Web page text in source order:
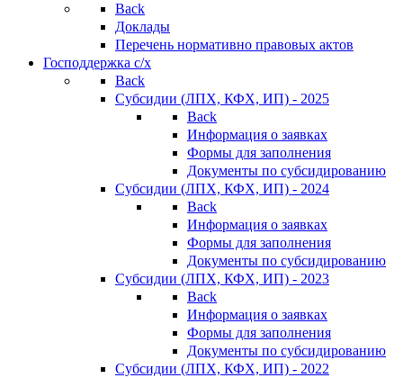
Back
Доклады
Перечень нормативно правовых актов
Господдержка с/х
Back
Субсидии (ЛПХ, КФХ, ИП) - 2025
Back
Информация о заявках
Формы для заполнения
Документы по субсидированию
Субсидии (ЛПХ, КФХ, ИП) - 2024
Back
Информация о заявках
Формы для заполнения
Документы по субсидированию
Субсидии (ЛПХ, КФХ, ИП) - 2023
Back
Информация о заявках
Формы для заполнения
Документы по субсидированию
Субсидии (ЛПХ, КФХ, ИП) - 2022